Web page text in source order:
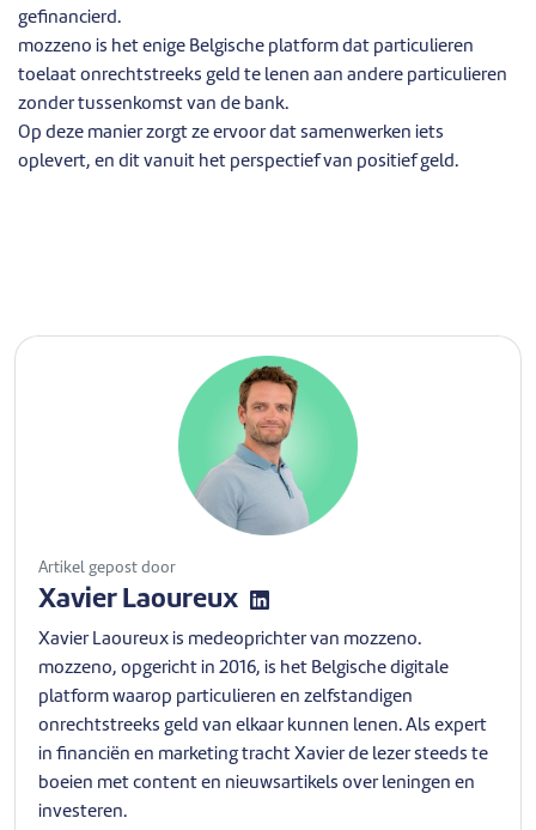
gefinancierd.
mozzeno is het enige Belgische platform dat particulieren
toelaat onrechtstreeks geld te lenen aan andere particulieren
zonder tussenkomst van de bank.
Op deze manier zorgt ze ervoor dat samenwerken iets
oplevert, en dit vanuit het perspectief van positief geld.
Artikel gepost door
Xavier Laoureux
Xavier Laoureux is medeoprichter van mozzeno.
mozzeno, opgericht in 2016, is het Belgische digitale
platform waarop particulieren en zelfstandigen
onrechtstreeks geld van elkaar kunnen lenen. Als expert
in financiën en marketing tracht Xavier de lezer steeds te
boeien met content en nieuwsartikels over leningen en
investeren.